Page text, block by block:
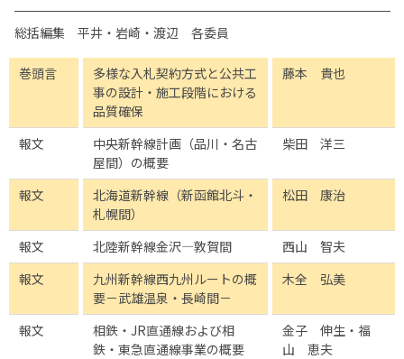
総括編集 平井・岩崎・渡辺 各委員
巻頭言
多様な入札契約方式と公共工
事の設計・施工段階における
品質確保
藤本 貴也
報文
中央新幹線計画（品川・名古
屋間）の概要
柴田 洋三
報文
北海道新幹線（新函館北斗・
札幌間）
松田 康治
報文 北陸新幹線金沢―敦賀間
西山 智夫
報文
九州新幹線西九州ルートの概
要－武雄温泉・長崎間－
木全 弘美
報文
相鉄・JR直通線および相
鉄・東急直通線事業の概要
金子 伸生・福
山 恵夫